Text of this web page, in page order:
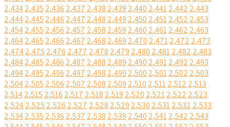
2,4342,435 2,436 2,437 2,438 2,439 2,440 2,4412,442 2,443
2,4442,445 2,446 2,447 2,448 2,449 2,450 2,4512,452 2,453
2,4542,455 2,456 2,457 2,458 2,459 2,460 2,4612,462 2,463
2,4642,465 2,466 2,467 2,468 2,469 2,470 2,4712,472 2,473
2,4742,475 2,476 2,477 2,478 2,479 2,480 2,4812,482 2,483
2,4842,485 2,486 2,487 2,488 2,489 2,490 2,4912,492 2,493
2,4942,495 2,496 2,497 2,498 2,499 2,500 2,5012,502 2,503
2,5042,505 2,506 2,507 2,508 2,509 2,510 2,5112,512 2,513
2,5142,515 2,516 2,517 2,518 2,519 2,520 2,5212,522 2,523
2,5242,525 2,526 2,527 2,528 2,529 2,530 2,5312,532 2,533
2,5342,535 2,536 2,537 2,538 2,539 2,540 2,5412,542 2,543